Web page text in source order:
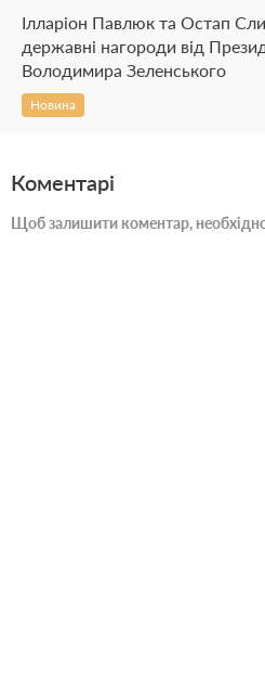
Ілларіон Павлюк та Остап
державні нагороди від
Володимира Зеленського
Новина
Коментарі
Щоб залишити коментар,